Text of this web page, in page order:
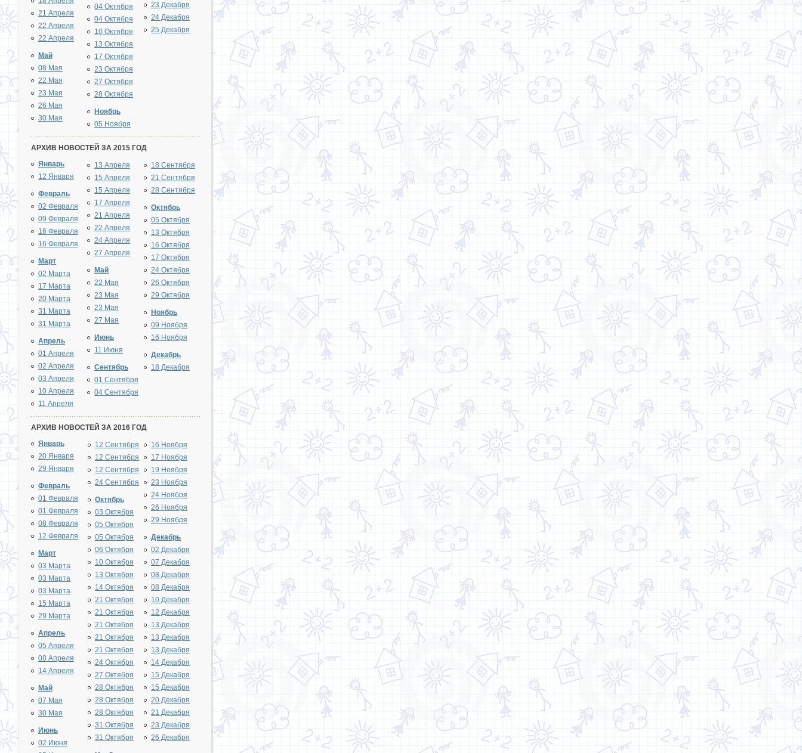
21 Апреля
22 Апреля
22 Апреля
Май
08 Мая
22 Мая
23 Мая
26 Мая
30 Мая
04 Октября
04 Октября
10 Октября
13 Октября
17 Октября
23 Октября
27 Октября
28 Октября
Ноябрь
05 Ноября
23 Декабря
24 Декабря
25 Декабря
АРХИВ НОВОСТЕЙ ЗА 2015 ГОД
Январь
12 Января
Февраль
02 Февраля
09 Февраля
16 Февраля
16 Февраля
Март
02 Марта
17 Марта
20 Марта
31 Марта
31 Марта
Апрель
01 Апреля
02 Апреля
03 Апреля
10 Апреля
11 Апреля
13 Апреля
15 Апреля
15 Апреля
17 Апреля
21 Апреля
22 Апреля
24 Апреля
27 Апреля
Май
22 Мая
23 Мая
23 Мая
27 Мая
Июнь
11 Июня
Сентябрь
01 Сентября
04 Сентября
18 Сентября
21 Сентября
28 Сентября
Октябрь
05 Октября
13 Октября
16 Октября
17 Октября
24 Октября
26 Октября
29 Октября
Ноябрь
09 Ноября
16 Ноября
Декабрь
18 Декабря
АРХИВ НОВОСТЕЙ ЗА 2016 ГОД
Январь
20 Января
29 Января
Февраль
01 Февраля
01 Февраля
08 Февраля
12 Февраля
Март
03 Марта
03 Марта
03 Марта
15 Марта
29 Марта
Апрель
05 Апреля
08 Апреля
14 Апреля
Май
07 Мая
30 Мая
Июнь
02 Июня
12 Сентября
12 Сентября
12 Сентября
24 Сентября
Октябрь
03 Октября
05 Октября
05 Октября
06 Октября
10 Октября
13 Октября
14 Октября
21 Октября
21 Октября
21 Октября
21 Октября
21 Октября
24 Октября
27 Октября
28 Октября
28 Октября
28 Октября
31 Октября
31 Октября
16 Ноября
17 Ноября
19 Ноября
23 Ноября
24 Ноября
26 Ноября
29 Ноября
Декабрь
02 Декабря
07 Декабря
08 Декабря
08 Декабря
10 Декабря
12 Декабря
13 Декабря
13 Декабря
13 Декабря
14 Декабря
15 Декабря
15 Декабря
20 Декабря
21 Декабря
23 Декабря
26 Декабря